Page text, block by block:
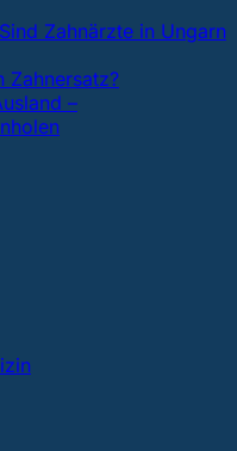
Zahnärzte in Ungarn
Zahnersatz?
–